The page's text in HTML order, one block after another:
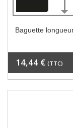
Baguette
14,44 € (TTC)